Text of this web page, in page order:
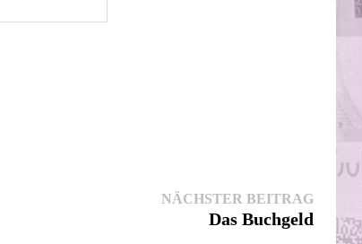
NÄCHSTER BEITRAGNächster
Beitrag:
Das Buchgeld